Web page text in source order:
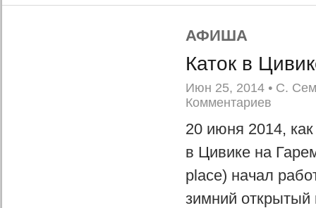
АФИША
Каток в
Июн 25, 2014 • С.
Комментариев
20 июня 2014,
в Цивике на
place) начал
зимний открытый